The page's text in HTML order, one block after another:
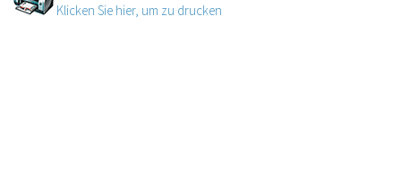
Klicken Sie hier, um zu drucken